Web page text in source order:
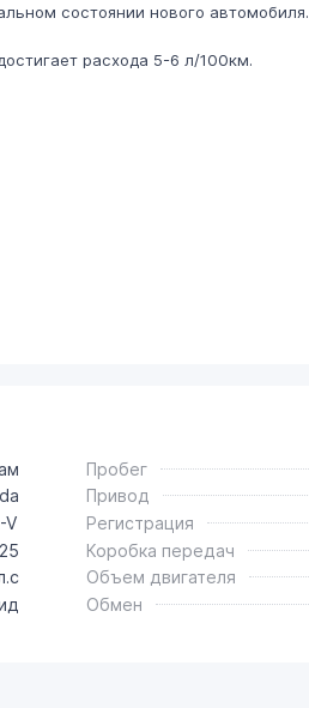
состоянии нового автомобиля.
расхода 5-6 л/100км.
V
Пробег
Привод
Регистрация
Коробка передач
Объем двигателя
Обмен